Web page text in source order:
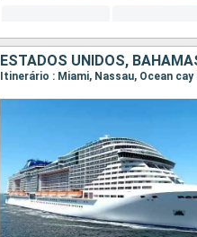
ESTADOS UNIDOS,
Itinerário : Miami, Nassau, Ocean